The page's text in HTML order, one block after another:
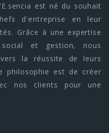
est né du souhait
d'entreprise en leur
Grâce à une expertise
et gestion, nous
la réussite de leurs
philosophie est de créer
nos clients pour une